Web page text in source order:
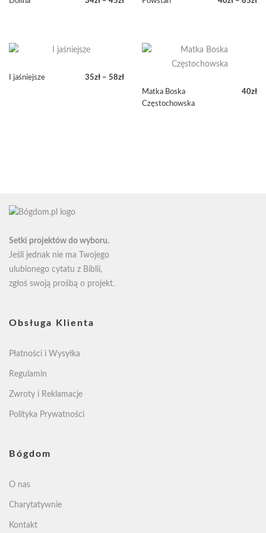
34zł
40zł
do
I jaśniejsze 35zł – 58zł
Matka Boska
Częstochowska
40zł
Setki projektów do wyboru.
Jeśli jednak nie ma Twojego
ulubionego cytatu z Biblii,
zgłoś swoją prośbą o projekt.
Obsługa Klienta
Płatności i Wysyłka
Regulamin
Zwroty i Reklamacje
Polityka Prywatności
Bógdom
O nas
Charytatywnie
Kontakt